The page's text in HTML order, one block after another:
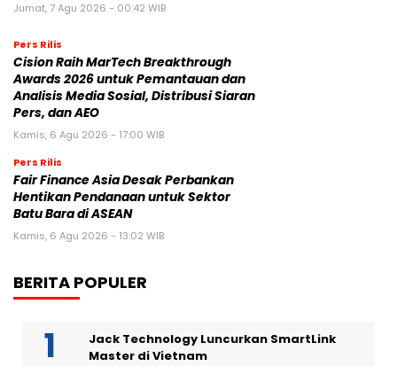
Jumat, 7 Agu 2026 - 00:42 WIB
Pers Rilis
Cision Raih MarTech Breakthrough
Awards 2026 untuk Pemantauan dan
Analisis Media Sosial, Distribusi Siaran
Pers, dan AEO
Kamis, 6 Agu 2026 - 17:00 WIB
Pers Rilis
Fair Finance Asia Desak Perbankan
Hentikan Pendanaan untuk Sektor
Batu Bara di ASEAN
Kamis, 6 Agu 2026 - 13:02 WIB
BERITA POPULER
Jack Technology Luncurkan SmartLink
Master di Vietnam